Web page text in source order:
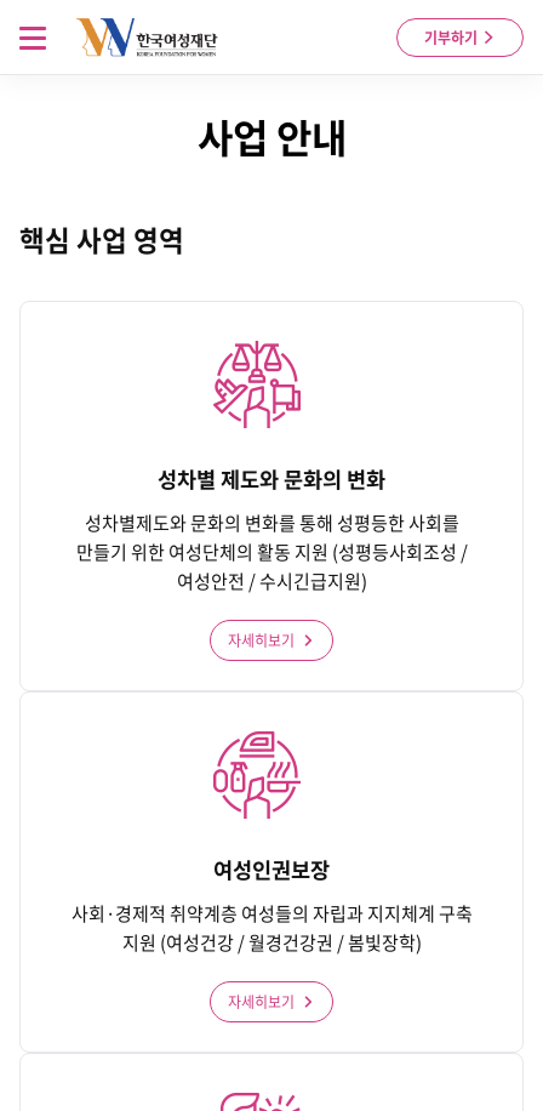
Skip to content
기부하기
메뉴 열기
사업 안내
핵심 사업 영역
성차별 제도와 문화의 변화
성차별제도와 문화의 변화를 통해 성평등한 사회를
만들기 위한 여성단체의 활동 지원 (성평등사회조성 /
여성안전 / 수시긴급지원)
자세히보기
여성인권보장
사회·경제적 취약계층 여성들의 자립과 지지체계 구축
지원 (여성건강 / 월경건강권 / 봄빛장학)
자세히보기